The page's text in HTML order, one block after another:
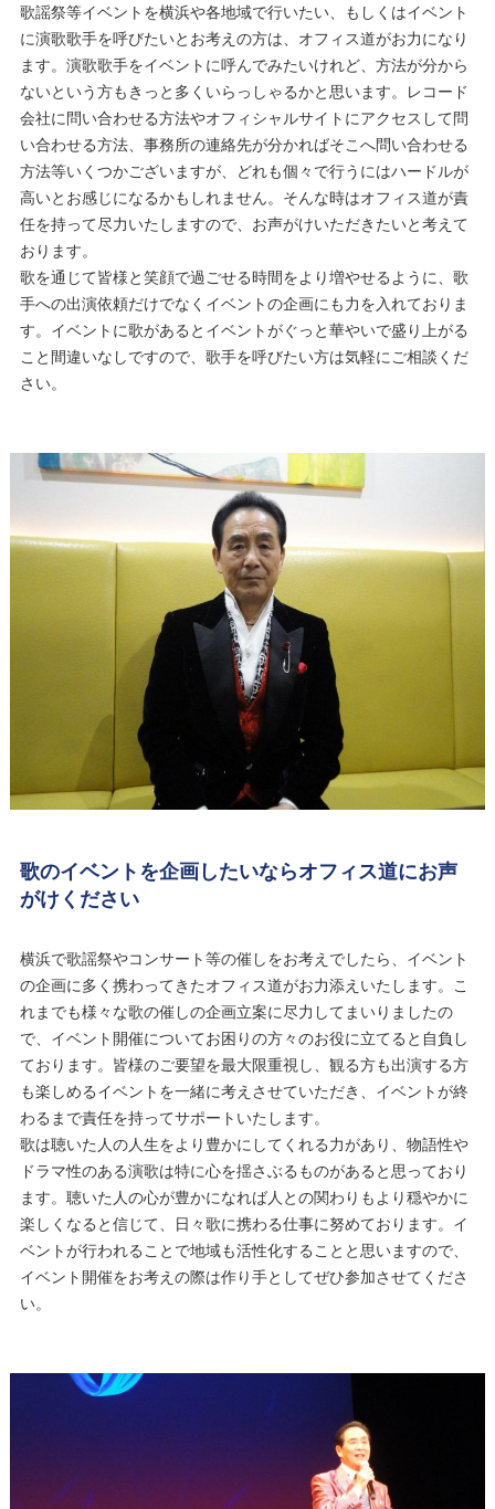
歌謡祭等イベントを横浜や各地域で行いたい、もしくはイベント
に演歌歌手を呼びたいとお考えの方は、オフィス道がお力になり
ます。演歌歌手をイベントに呼んでみたいけれど、方法が分から
ないという方もきっと多くいらっしゃるかと思います。レコード
会社に問い合わせる方法やオフィシャルサイトにアクセスして問
い合わせる方法、事務所の連絡先が分かればそこへ問い合わせる
方法等いくつかございますが、どれも個々で行うにはハードルが
高いとお感じになるかもしれません。そんな時はオフィス道が責
任を持って尽力いたしますので、お声がけいただきたいと考えて
おります。
歌を通じて皆様と笑顔で過ごせる時間をより増やせるように、歌
手への出演依頼だけでなくイベントの企画にも力を入れておりま
す。イベントに歌があるとイベントがぐっと華やいで盛り上がる
こと間違いなしですので、歌手を呼びたい方は気軽にご相談くだ
さい。
歌のイベントを企画したいならオフィス道にお声
がけください
横浜で歌謡祭やコンサート等の催しをお考えでしたら、イベント
の企画に多く携わってきたオフィス道がお力添えいたします。こ
れまでも様々な歌の催しの企画立案に尽力してまいりましたの
で、イベント開催についてお困りの方々のお役に立てると自負し
ております。皆様のご要望を最大限重視し、観る方も出演する方
も楽しめるイベントを一緒に考えさせていただき、イベントが終
わるまで責任を持ってサポートいたします。
歌は聴いた人の人生をより豊かにしてくれる力があり、物語性や
ドラマ性のある演歌は特に心を揺さぶるものがあると思っており
ます。聴いた人の心が豊かになれば人との関わりもより穏やかに
楽しくなると信じて、日々歌に携わる仕事に努めております。イ
ベントが行われることで地域も活性化することと思いますので、
イベント開催をお考えの際は作り手としてぜひ参加させてくださ
い。